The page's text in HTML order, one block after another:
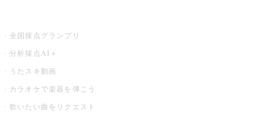
全国採点グランプリ
分析採点AI＋
うたスキ動画
カラオケで楽器を弾こう
歌いたい曲をリクエスト